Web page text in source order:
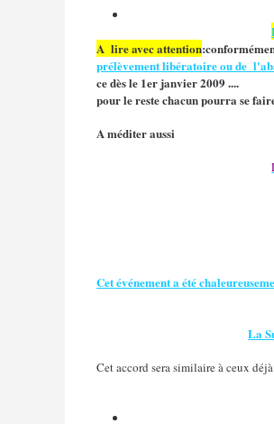
A lire avec attention
prélèvement libératoire ou de
ce dès le 1er janvier 2009 ....
pour le reste chacun pourra se
A méditer aussi
Cet événement a été
La
Cet accord sera similaire à ceux